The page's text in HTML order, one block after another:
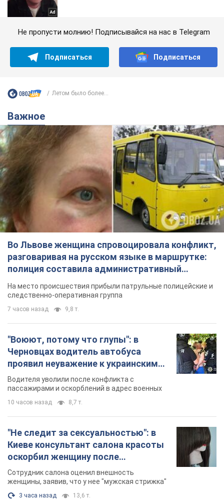
Не пропусти молнию! Подписывайся на нас в Telegram
Подписаться Подписаться
Летом было более...
Важное
Во Львове женщина спровоцировала конфликт,
разговаривая на русском языке в маршрутке:
полиция составила административный
протокол. Видео
На место происшествия прибыли патрульные полицейские и
следственно-оперативная группа
7 часов назад 9,8 т.
"Воюют, потому что глупы": в
Черновцах водитель автобуса
проявил неуважение к украинским
военным и поплатился за это.
Видео
Водителя уволили после конфликта с
пассажирами и оскорблений в адрес военных
10 часов назад 8,7 т.
"Не следит за сексуальностью": в
Киеве консультант салона красоты
оскорбил женщину после
химиотерапии, разгорелся скандал.
Фото
Сотрудник салона оценил внешность
женщины, заявив, что у нее "мужская стрижка"
3 часа назад 13,6 т.